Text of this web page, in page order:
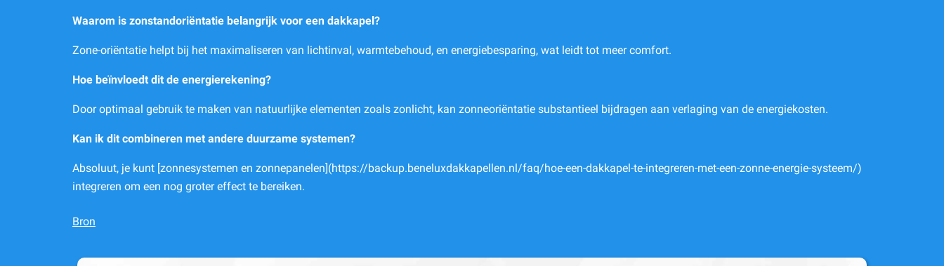
Waarom is zonstandoriëntatie belangrijk voor een dakkapel?
Zone-oriëntatie helpt bij het maximaliseren van lichtinval, warmtebehoud, en energiebesparing, wat leidt tot meer comfort.
Hoe beïnvloedt dit de energierekening?
Door optimaal gebruik te maken van natuurlijke elementen zoals zonlicht, kan zonneoriëntatie substantieel bijdragen aan verlaging van de energiekosten.
Kan ik dit combineren met andere duurzame systemen?
Absoluut, je kunt [zonnesystemen en zonnepanelen](https://backup.beneluxdakkapellen.nl/faq/hoe-een-dakkapel-te-integreren-met-een-zonne-energie-systeem/)
integreren om een nog groter effect te bereiken.
Bron